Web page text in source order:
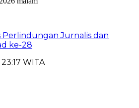
Perlindungan Jurnalis dan
ke-28
WITA